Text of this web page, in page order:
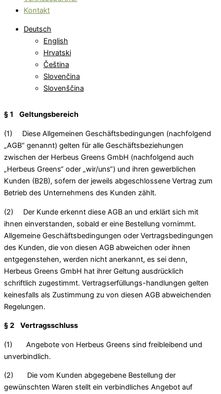
Kontakt
Deutsch
English
Hrvatski
Čeština
Slovenčina
Slovenščina
§ 1 Geltungsbereich
(1) Diese Allgemeinen Geschäftsbedingungen (nachfolgend
„AGB“ genannt) gelten für alle Geschäftsbeziehungen
zwischen der Herbeus Greens GmbH (nachfolgend auch
„Herbeus Greens“ oder „wir/uns“) und ihren gewerblichen
Kunden (B2B), sofern der jeweils abgeschlossene Vertrag zum
Betrieb des Unternehmens des Kunden zählt.
(2) Der Kunde erkennt diese AGB an und erklärt sich mit
ihnen einverstanden, sobald er eine Bestellung vornimmt.
Allgemeine Geschäftsbedingungen oder Vertragsbedingungen
des Kunden, die von diesen AGB abweichen oder ihnen
entgegenstehen, werden nicht anerkannt, es sei denn,
Herbeus Greens GmbH hat ihrer Geltung ausdrücklich
schriftlich zugestimmt. Vertragserfüllungs-handlungen gelten
keinesfalls als Zustimmung zu von diesen AGB abweichenden
Regelungen.
§ 2 Vertragsschluss
(1) Angebote von Herbeus Greens sind freibleibend und
unverbindlich.
(2) Die vom Kunden abgegebene Bestellung der
gewünschten Waren stellt ein verbindliches Angebot auf